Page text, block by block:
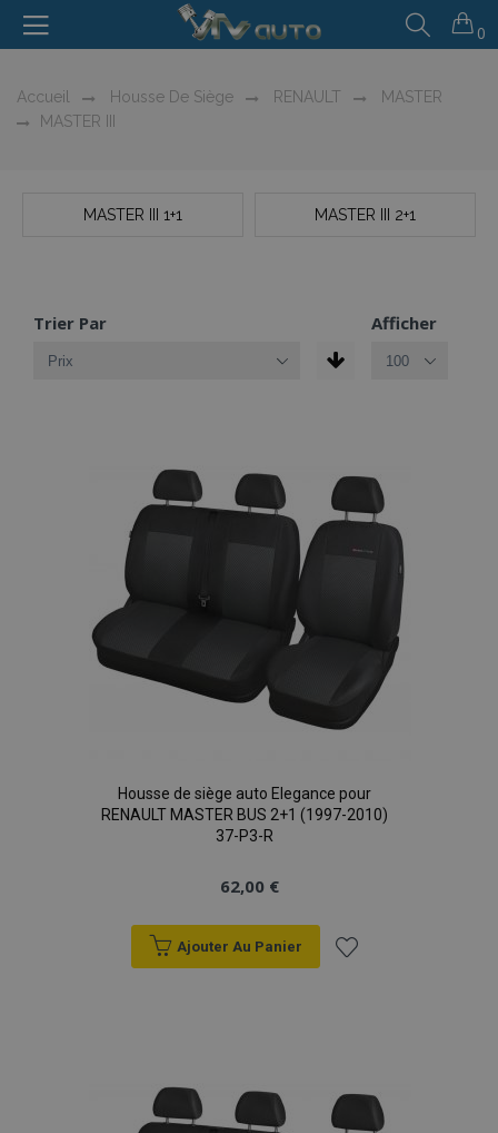
0
Accueil Housse De Siège RENAULT
MASTER
MASTER III
MASTER III 1+1 MASTER III 2+1
Trier Par Afficher
Housse de siège auto Elegance pour
RENAULT MASTER BUS 2+1 (1997-2010)
37-P3-R
62,00 €
Ajouter Au Panier
d'achats